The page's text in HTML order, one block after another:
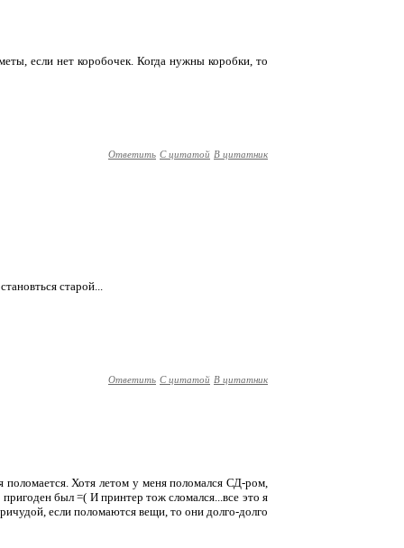
если нет коробочек. Когда нужны коробки, то
Ответить С цитатой В цитатник
старой...
Ответить С цитатой В цитатник
Хотя летом у меня поломался СД-ром,
был =( И принтер тож сломался...все это я
если поломаются вещи, то они долго-долго